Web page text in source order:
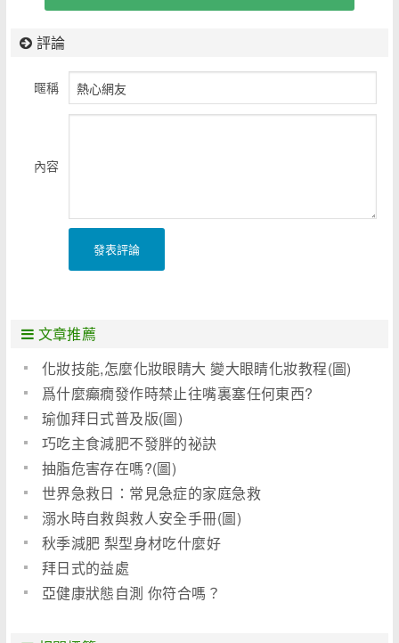
評論
暱稱
內容
發表評論
文章推薦
化妝技能,怎麼化妝眼睛大 變大眼睛化妝教程(圖)
爲什麼癲癇發作時禁止往嘴裏塞任何東西?
瑜伽拜日式普及版(圖)
巧吃主食減肥不發胖的祕訣
抽脂危害存在嗎?(圖)
世界急救日：常見急症的家庭急救
溺水時自救與救人安全手冊(圖)
秋季減肥 梨型身材吃什麼好
拜日式的益處
亞健康狀態自測 你符合嗎？